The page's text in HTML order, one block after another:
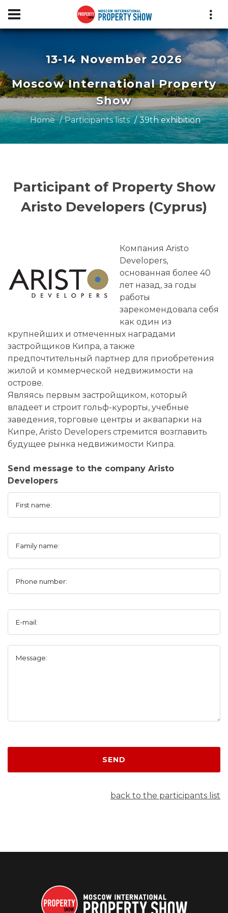
13-14 November 2026
Moscow International Property
Show
Home Participants lists 39th exhibition
Participant of Property Show
Aristo Developers (Cyprus)
Компания Aristo
Developers,
основанная более 40
лет назад, за годы
работы
зарекомендовала себя
как один из
крупнейших и отмеченных наградами
застройщиков Кипра, а также
предпочтительный партнер для приобретения
жилой и коммерческой недвижимости на
острове.
Являясь первым застройщиком, который
владеет и строит гольф-курорты, учебные
заведения, торговые центры и аквапарки на
Кипре, Aristo Developers стремится возглавить
будущее рынка недвижимости Кипра.
Send message to the company Aristo
Developers
First name:
Family name:
Phone number:
E-mail:
Message:
SEND
back to the participants list